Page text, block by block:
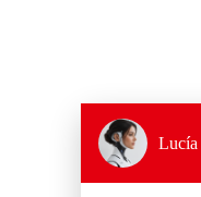
Lucía